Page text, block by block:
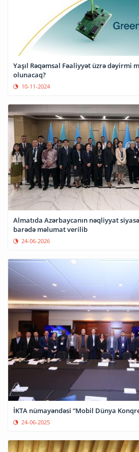
Yaşıl Rəqəmsal Fəaliyyət üzrə dəyirmi
olunacaq?
10-11-2024
Almatıda Azərbaycanın nəqliyyat
barədə məlumat verilib
24-06-2026
İKTA nümayəndəsi “Mobil Dünya
24-06-2025